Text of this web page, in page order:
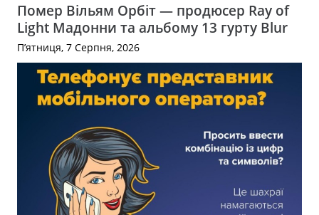
Помер Вільям Орбіт — продюсер Ray of
Light Мадонни та альбому 13 гурту Blur
П’ятниця, 7 Серпня, 2026